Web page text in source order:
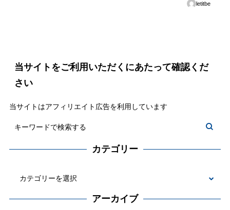
letitbe
当サイトをご利用いただくにあたって確認くだ
さい
当サイトはアフィリエイト広告を利用しています
カテゴリー
テ
アーカイブ